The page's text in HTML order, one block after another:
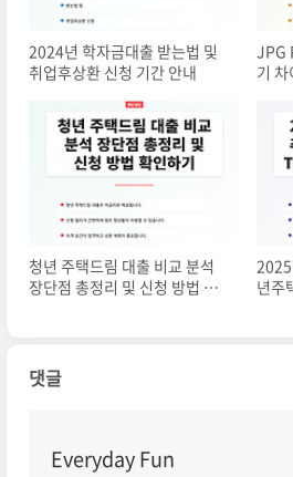
2024년 학자금대출 받는법 및
취업후상환 신청 기간 안내
JPG
기
청년 주택드림 대출 비교 분석
장단점 총정리 및 신청 방법 확
2025
년주
댓글
Everyday Fun